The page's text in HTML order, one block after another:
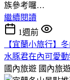
族參考囉…
繼續閱讀
1週前
【宜蘭小旅行】
水豚君在內可愛
國內旅遊 國內旅